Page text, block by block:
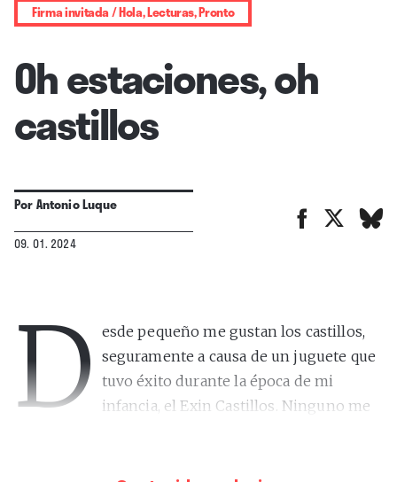
Firma invitada / Hola, Lecturas, Pronto
Oh estaciones, oh
castillos
PorAntonio Luque
09. 01. 2024
D
esde pequeño me gustan los castillos,
seguramente a causa de un juguete que
tuvo éxito durante la época de mi
infancia, el Exin Castillos. Ninguno me